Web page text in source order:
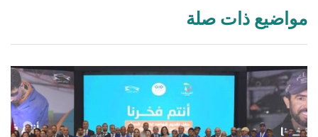
مواضيع ذات صلة